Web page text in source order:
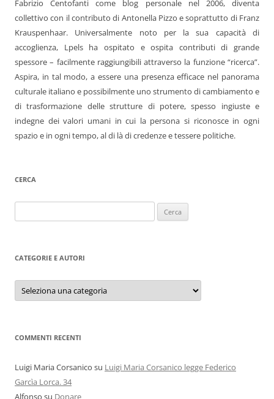
Fabrizio Centofanti come blog personale nel 2006, diventa
collettivo con il contributo di Antonella Pizzo e soprattutto di Franz
Krauspenhaar. Universalmente noto per la sua capacità di
accoglienza, Lpels ha ospitato e ospita contributi di grande
spessore – facilmente raggiungibili attraverso la funzione “ricerca”.
Aspira, in tal modo, a essere una presenza efficace nel panorama
culturale italiano e possibilmente uno strumento di cambiamento e
di trasformazione delle strutture di potere, spesso ingiuste e
indegne dei valori umani in cui la persona si riconosce in ogni
spazio e in ogni tempo, al di là di credenze e tessere politiche.
CERCA
per:
CATEGORIE E AUTORI
Categorie
autori
COMMENTI RECENTI
Luigi Maria Corsanico su Luigi Maria Corsanico legge Federico
Garcìa Lorca. 34